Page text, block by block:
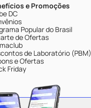
e Promoções
DC
Popular do Brasil
de Ofertas
de Laboratório (PBM)
e Ofertas
Friday